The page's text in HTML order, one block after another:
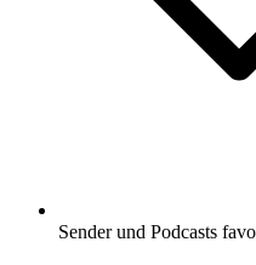
Sender und Podcasts